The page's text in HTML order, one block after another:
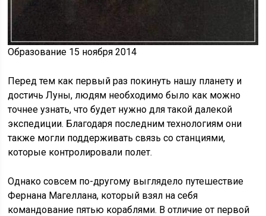
Образование 15 ноября 2014
Перед тем как первый раз покинуть нашу планету и
достичь Луны, людям необходимо было как можно
точнее узнать, что будет нужно для такой далекой
экспедиции. Благодаря последним технологиям они
также могли поддерживать связь со станциями,
которые контролировали полет.
Однако совсем по-другому выглядело путешествие
Фернана Магеллана, который взял на себя
командование пятью кораблями. В отличие от первой